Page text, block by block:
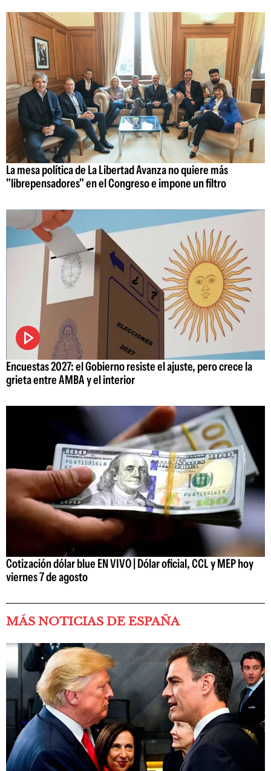
La mesa política de La Libertad Avanza no quiere más
"librepensadores" en el Congreso e impone un filtro
Encuestas 2027: el Gobierno resiste el ajuste, pero crece la
grieta entre AMBA y el interior
Cotización dólar blue EN VIVO | Dólar oficial, CCL y MEP hoy
viernes 7 de agosto
MÁS NOTICIAS DE ESPAÑA